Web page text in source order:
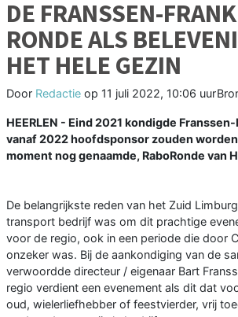
DE FRANSSEN-
RONDE ALS
HET HELE GEZIN
Door Redactie op 11 juli 2022, 10:06 uur
HEERLEN - Eind 2021 kondigde
vanaf 2022 hoofdsponsor zouden worden
moment nog genaamde, RaboRonde van
De belangrijkste reden van het Zuid
transport bedrijf was om dit prachtige
voor de regio, ook in een periode die door
onzeker was. Bij de aankondiging van de
verwoordde directeur / eigenaar Bart
regio verdient een evenement als dit dat
oud, wielerliefhebber of feestvierder, vrij